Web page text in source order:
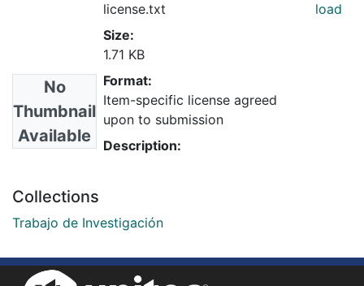
No
Thumbnail
Available
license.txt
Size:
1.71 KB
Format:
Item-specific license agreed
upon to submission
Description:
load
Collections
Trabajo de Investigación